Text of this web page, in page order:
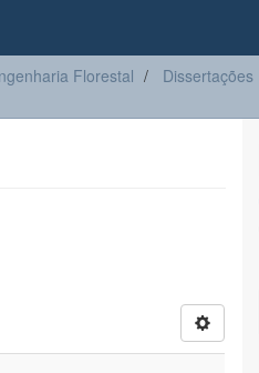
Florestal
Dissertações